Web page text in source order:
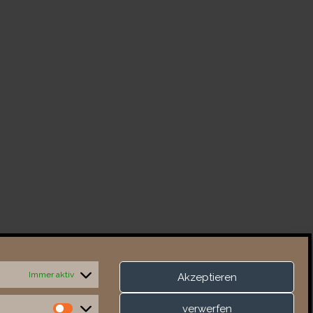
Immer aktiv Akzeptieren
verwerfen